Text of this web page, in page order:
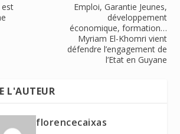
est
Emploi, Garantie Jeunes,
développement
économique, formation…
Myriam El-Khomri vient
défendre l’engagement de
l’Etat en Guyane
L'AUTEUR
florencecaixas